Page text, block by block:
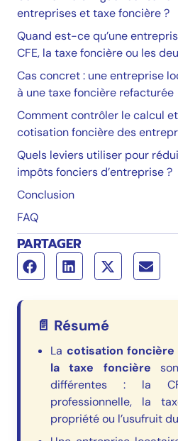
entreprises et taxe foncière ?
Quand est-ce qu’une
CFE, la taxe foncière ou les
Cas concret : une entreprise
à une taxe foncière refacturée
Comment contrôler le calcul
cotisation foncière des
Quels leviers utiliser pour
impôts fonciers d’entreprise ?
Conclusion
FAQ
PARTAGER
📄 Résumé
La cotisation
la taxe foncière
différentes : la
professionnelle, la
propriété ou l’usufruit